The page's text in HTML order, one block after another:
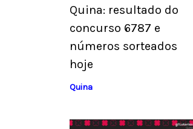
Quina: resultado do
concurso 6787 e
números sorteados
hoje
Quina